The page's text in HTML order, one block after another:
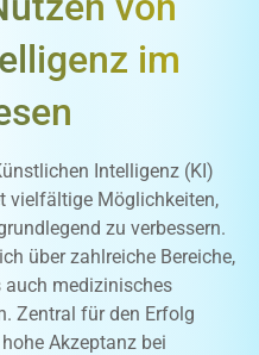
im
Intelligenz (KI)
vielfältige Möglichkeiten,
zu verbessern.
über zahlreiche Bereiche,
auch medizinisches
Zentral für den Erfolg
Akzeptanz bei